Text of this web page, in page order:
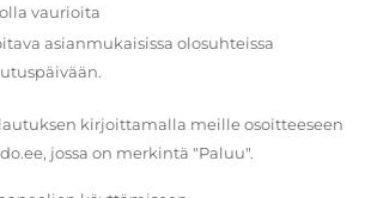
vaurioita
asianmukaisissa olosuhteissa
kirjoittamalla meille osoitteeseen
jossa on merkintä "Paluu".